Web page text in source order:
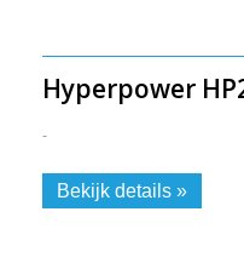
Hyperpower
-
Bekijk details »